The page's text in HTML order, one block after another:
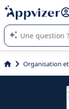
répondre
L'IA de Appvizer
logiciel SaaS en